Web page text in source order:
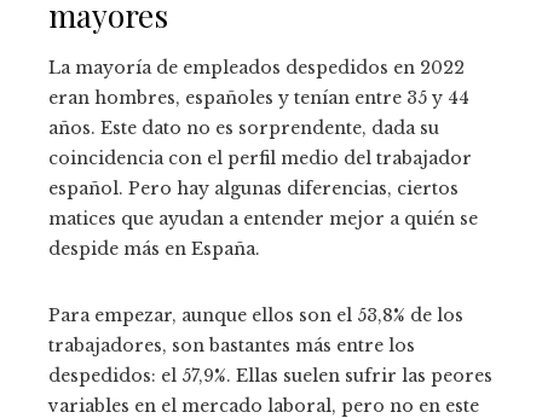
mayores
La mayoría de empleados despedidos en 2022
eran hombres, españoles y tenían entre 35 y 44
años. Este dato no es sorprendente, dada su
coincidencia con el perfil medio del trabajador
español. Pero hay algunas diferencias, ciertos
matices que ayudan a entender mejor a quién se
despide más en España.
Para empezar, aunque ellos son el 53,8% de los
trabajadores, son bastantes más entre los
despedidos: el 57,9%. Ellas suelen sufrir las peores
variables en el mercado laboral, pero no en este